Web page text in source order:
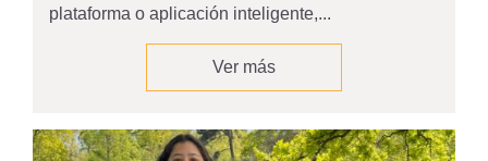
plataforma o aplicación inteligente,...
Ver más